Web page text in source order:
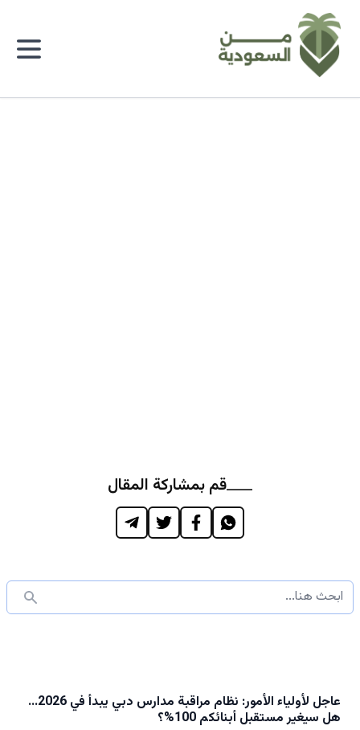
قم بمشاركة المقال
عاجل لأولياء الأمور: نظام مراقبة مدارس دبي يبدأ في 2026...
هل سيغير مستقبل أبنائكم 100%؟